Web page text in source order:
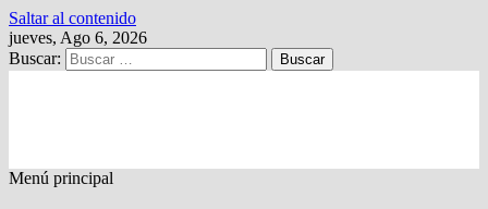
Saltar al contenido
jueves, Ago 6, 2026
Buscar:
Menú principal